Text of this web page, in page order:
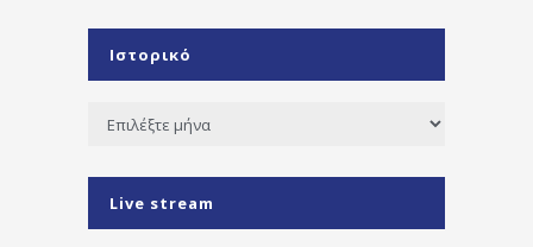
Ιστορικό
Ιστορικό
Live stream